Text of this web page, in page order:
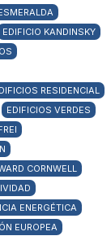
EDIFICIO KANDINSKY
RESIDENCIAL
EDIFICIOS VERDES
CORNWELL
ENERGÉTICA
EUROPEA